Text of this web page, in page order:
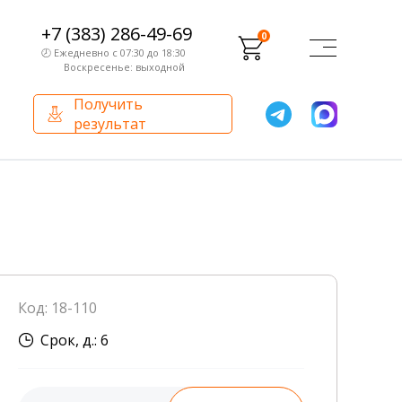
+7 (383) 286-49-69
🕗 Ежедневно с 07:30 до 18:30
Воскресенье: выходной
0
Получить
результат
Внутренний аудит
Сотрудники лаборатории
Код: 18-110
Срок, д.: 6